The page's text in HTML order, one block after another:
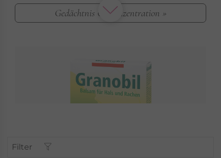
Gedächtnis & Konzentration »
Filter